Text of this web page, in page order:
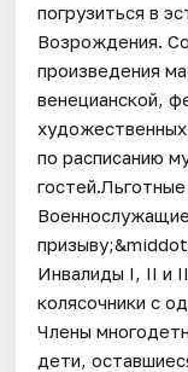
погрузиться в
Возрождения.
произведения
венецианской,
по расписанию
Инвалиды I, II и
колясочники с
Члены
дети,